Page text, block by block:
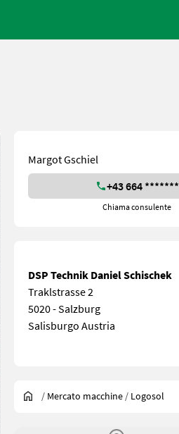
Margot Gschiel
+43 664 *******
Chiama consulente
DSP Technik Daniel Schischek
Traklstrasse 2
5020 - Salzburg
Salisburgo Austria
/ Mercato macchine / Logosol